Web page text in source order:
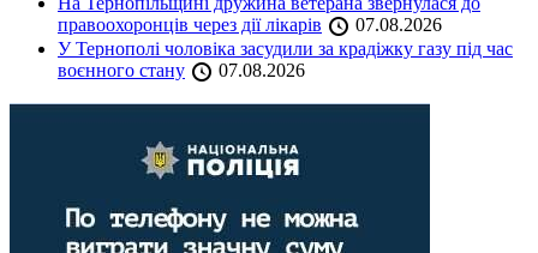
правоохоронців через дії лікарів
07.08.2026
У Тернополі чоловіка засудили за крадіжку газу під час
воєнного стану
07.08.2026